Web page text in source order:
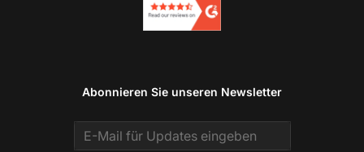
Abonnieren Sie unseren Newsletter
Email address